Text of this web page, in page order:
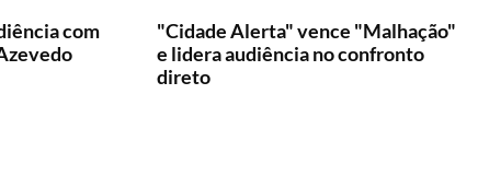
com
"Cidade Alerta" vence "Malhação"
e lidera audiência no confronto
direto